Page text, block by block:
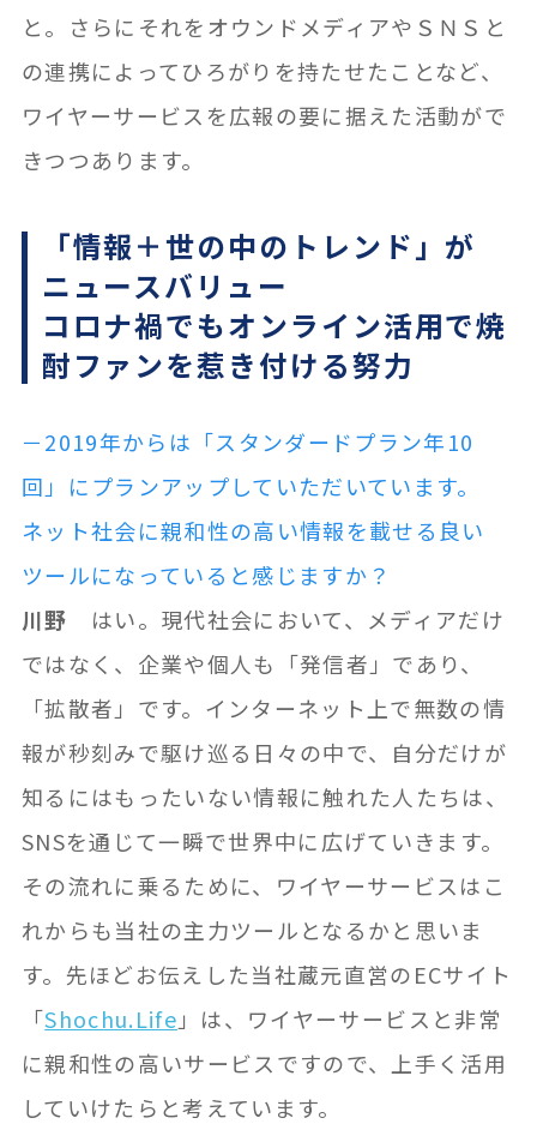
と。さらにそれをオウンドメディアやＳＮＳと
の連携によってひろがりを持たせたことなど、
ワイヤーサービスを広報の要に据えた活動がで
きつつあります。
「情報＋世の中のトレンド」が
ニュースバリュー
コロナ禍でもオンライン活用で焼
酎ファンを惹き付ける努力
－2019年からは「スタンダードプラン年10
回」にプランアップしていただいています。
ネット社会に親和性の高い情報を載せる良い
ツールになっていると感じますか？
川野 はい。現代社会において、メディアだけ
ではなく、企業や個人も「発信者」であり、
「拡散者」です。インターネット上で無数の情
報が秒刻みで駆け巡る日々の中で、自分だけが
知るにはもったいない情報に触れた人たちは、
SNSを通じて一瞬で世界中に広げていきます。
その流れに乗るために、ワイヤーサービスはこ
れからも当社の主力ツールとなるかと思いま
す。先ほどお伝えした当社蔵元直営のECサイト
「Shochu.Life 」は、ワイヤーサービスと非常
に親和性の高いサービスですので、上手く活用
していけたらと考えています。